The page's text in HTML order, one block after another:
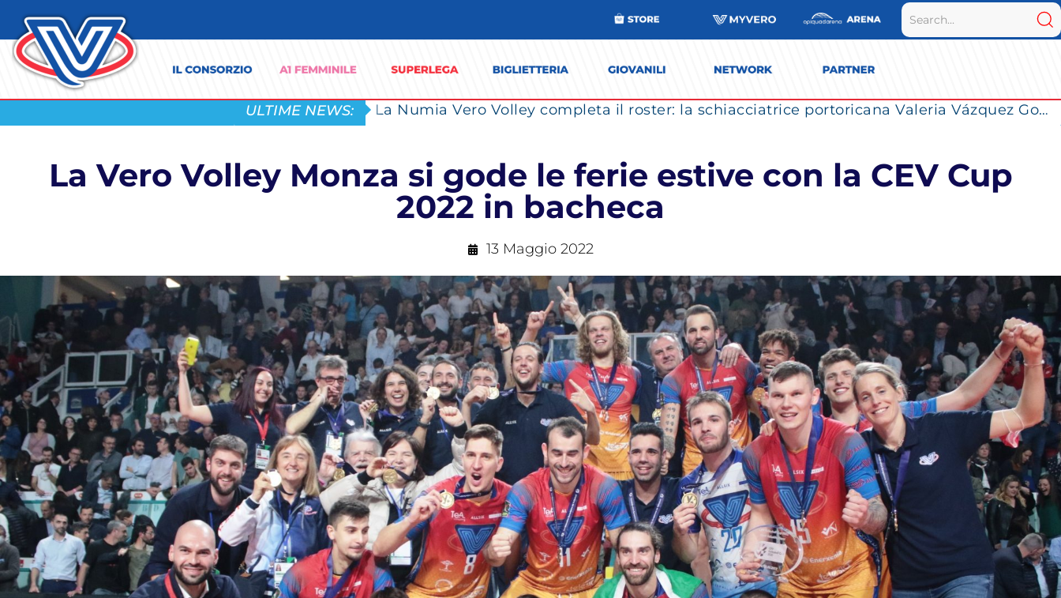
ULTIME NEWS: La Numia Vero Volley completa il roster: la schiacciatrice portoricana Valeria Vázquez Gomez è l’ultimo innesto di Milano per la stagione 2026/2027
La Vero Volley Monza si gode le ferie estive con la CEV Cup
2022 in bacheca
13 Maggio 2022